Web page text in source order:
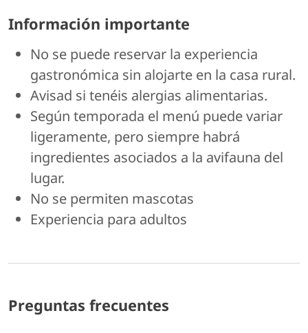
Información importante
No se puede reservar la experiencia
gastronómica sin alojarte en la casa rural.
Avisad si tenéis alergias alimentarias.
Según temporada el menú puede variar
ligeramente, pero siempre habrá
ingredientes asociados a la avifauna del
lugar.
No se permiten mascotas
Experiencia para adultos
Preguntas frecuentes